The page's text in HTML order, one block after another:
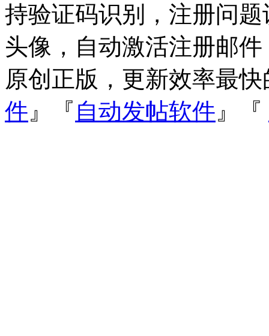
持验证码识别，注册问
头像，自动激活注册邮
原创正版，更新效率最
件 』『 自动发帖软件 』『